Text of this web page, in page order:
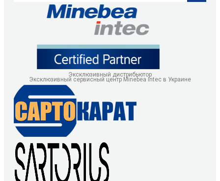
Эксклюзивный дистрибьютор
Эксклюзивный сервисный центр Minebea Intec в Украине